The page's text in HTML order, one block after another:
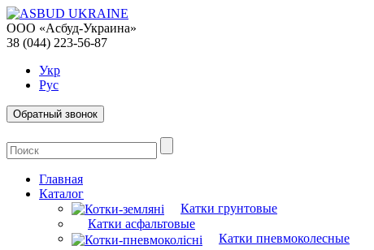
ООО «Асбуд-Украина»
38 (044) 223-56-87
Укр
Рус
Обратный звонок
Главная
Каталог
Катки грунтовые
Катки асфальтовые
Катки пневмоколесные